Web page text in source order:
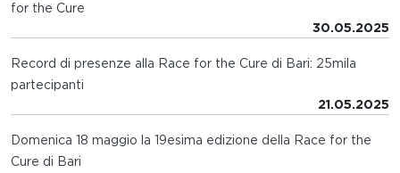
for the Cure
30.05.2025
Record di presenze alla Race for the Cure di Bari: 25mila
partecipanti
21.05.2025
Domenica 18 maggio la 19esima edizione della Race for the
Cure di Bari